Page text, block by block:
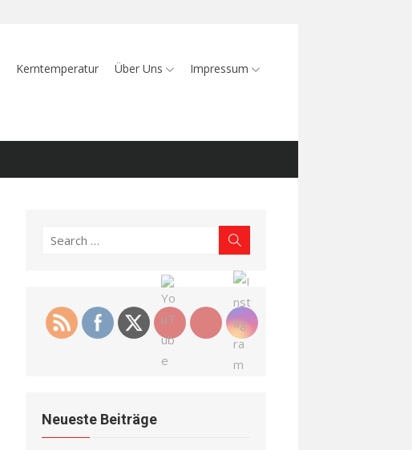
Kerntemperatur Über Uns Impressum
Search
Neueste Beiträge